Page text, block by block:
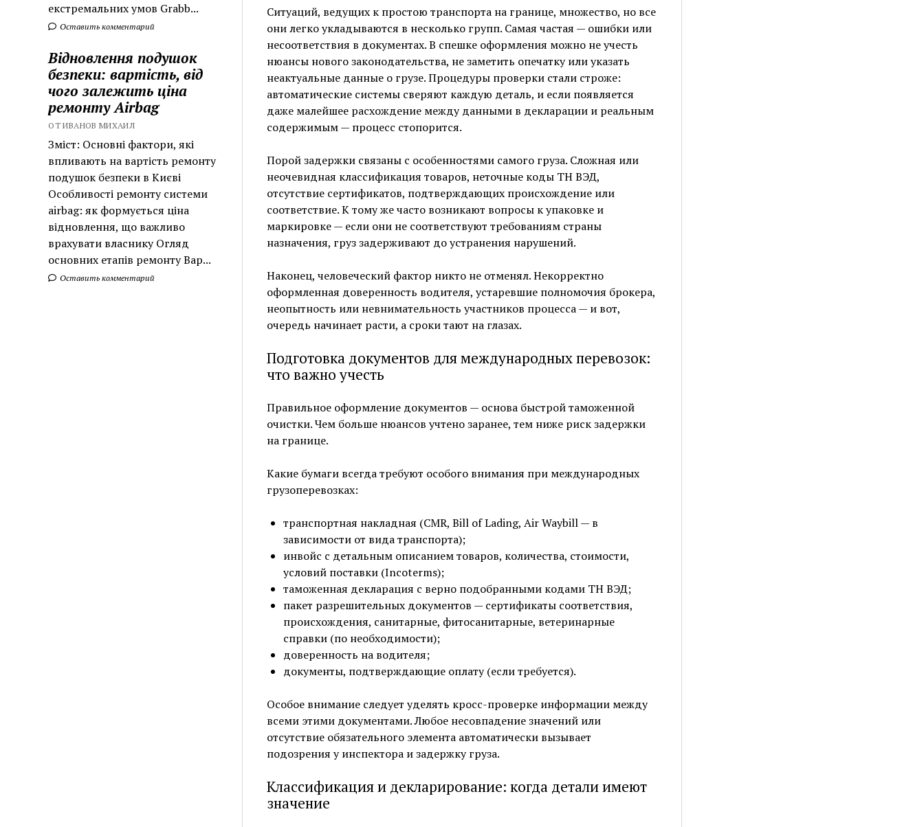
екстремальних умов Grabb...
Оставить комментарий
Відновлення подушок
безпеки: вартість, від
чого залежить ціна
ремонту Airbag
ОТ ИВАНОВ МИХАИЛ
Зміст: Основні фактори, які
впливають на вартість ремонту
подушок безпеки в Києві
Особливості ремонту системи
airbag: як формується ціна
відновлення, що важливо
врахувати власнику Огляд
основних етапів ремонту Вар...
Оставить комментарий
Ситуаций, ведущих к простою транспорта на границе, множество, но все
они легко укладываются в несколько групп. Самая частая — ошибки или
несоответствия в документах. В спешке оформления можно не учесть
нюансы нового законодательства, не заметить опечатку или указать
неактуальные данные о грузе. Процедуры проверки стали строже:
автоматические системы сверяют каждую деталь, и если появляется
даже малейшее расхождение между данными в декларации и реальным
содержимым — процесс стопорится.
Порой задержки связаны с особенностями самого груза. Сложная или
неочевидная классификация товаров, неточные коды ТН ВЭД,
отсутствие сертификатов, подтверждающих происхождение или
соответствие. К тому же часто возникают вопросы к упаковке и
маркировке — если они не соответствуют требованиям страны
назначения, груз задерживают до устранения нарушений.
Наконец, человеческий фактор никто не отменял. Некорректно
оформленная доверенность водителя, устаревшие полномочия брокера,
неопытность или невнимательность участников процесса — и вот,
очередь начинает расти, а сроки тают на глазах.
Подготовка документов для международных перевозок:
что важно учесть
Правильное оформление документов — основа быстрой таможенной
очистки. Чем больше нюансов учтено заранее, тем ниже риск задержки
на границе.
Какие бумаги всегда требуют особого внимания при международных
грузоперевозках:
транспортная накладная (CMR, Bill of Lading, Air Waybill — в
зависимости от вида транспорта);
инвойс с детальным описанием товаров, количества, стоимости,
условий поставки (Incoterms);
таможенная декларация с верно подобранными кодами ТН ВЭД;
пакет разрешительных документов — сертификаты соответствия,
происхождения, санитарные, фитосанитарные, ветеринарные
справки (по необходимости);
доверенность на водителя;
документы, подтверждающие оплату (если требуется).
Особое внимание следует уделять кросс-проверке информации между
всеми этими документами. Любое несовпадение значений или
отсутствие обязательного элемента автоматически вызывает
подозрения у инспектора и задержку груза.
Классификация и декларирование: когда детали имеют
значение